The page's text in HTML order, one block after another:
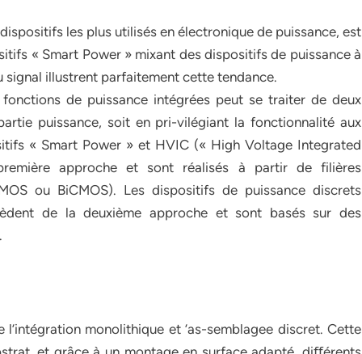
les plus utilisés en électronique de puissance, est
« Smart Power » mixant des dispositifs de puissance à
illustrent parfaitement cette tendance.
de puissance intégrées peut se traiter de deux
puissance, soit en pri-vilégiant la fonctionnalité aux
« Smart Power » et HVIC (« High Voltage Integrated
approche et sont réalisés à partir de filières
ou BiCMOS). Les dispositifs de puissance discrets
de la deuxième approche et sont basés sur des
monolithique et ’as-semblagee discret. Cette